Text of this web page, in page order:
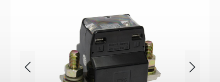
Bildergalerie überspringen